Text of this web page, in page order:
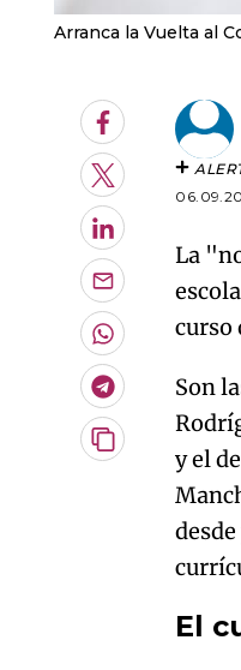
Arranca la Vuelta al
Facebook
Twitter
LinkedIn
Enviar
por
Email
Whatsapp
Telegram
Copiar
La
curso
Son
y el
El